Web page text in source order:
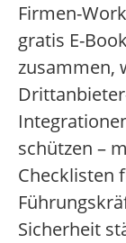
Firmen-
gratis E-
zusammen,
schützen –
Checklisten
Sicherheit